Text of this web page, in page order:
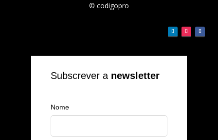
© codigopro
Subscrever a newsletter
Nome